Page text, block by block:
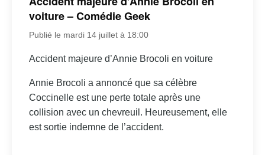
voiture – Comédie Geek
Publié le mardi 14 juillet à 18:00
Accident majeure d’Annie Brocoli en voiture
Annie Brocoli a annoncé que sa célèbre
Coccinelle est une perte totale après une
collision avec un chevreuil. Heureusement, elle
est sortie indemne de l’accident.